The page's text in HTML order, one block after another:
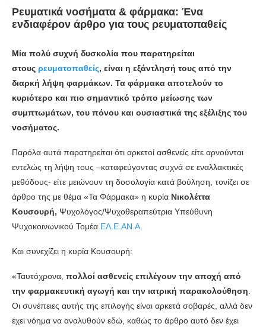
Ρευματικά νοσήματα & φάρμακα: Ένα
ενδιαφέρον άρθρο για τους ρευματοπαθείς
Μία πολύ συχνή δυσκολία που παρατηρείται
στους ρευματοπαθείς, είναι η εξάντλησή τους από την
διαρκή λήψη φαρμάκων. Τα φάρμακα αποτελούν το
κυριότερο και πιο σημαντικό τρόπο μείωσης των
συμπτωμάτων, του πόνου και ουσιαστικά της εξέλιξης του
νοσήματος.
Παρόλα αυτά παρατηρείται ότι αρκετοί ασθενείς είτε αρνούνται
εντελώς τη λήψη τους –καταφεύγοντας συχνά σε εναλλακτικές
μεθόδους- είτε μειώνουν τη δοσολογία κατά βούληση, τονίζει σε
άρθρο της με θέμα «Τα Φάρμακα» η κυρία Νικολέττα
Κουσουρή, Ψυχολόγος/Ψυχοθεραπεύτρια Υπεύθυνη
Ψυχοκοινωνικού Τομέα ΕΛ.Ε.ΑΝ.Α.
Και συνεχίζει η κυρία Κουσουρή:
«Ταυτόχρονα, πολλοί ασθενείς επιλέγουν την αποχή από
την φαρμακευτική αγωγή και την ιατρική παρακολούθηση.
Οι συνέπειες αυτής της επιλογής είναι αρκετά σοβαρές, αλλά δεν
έχει νόημα να αναλυθούν εδώ, καθώς το άρθρο αυτό δεν έχει